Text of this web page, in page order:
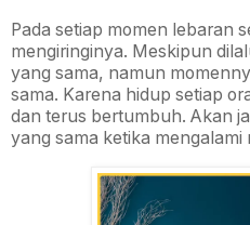
Pada setiap momen lebaran
mengiringinya. Meskipun
yang sama, namun
sama. Karena hidup setiap
dan terus bertumbuh. Akan
yang sama ketika